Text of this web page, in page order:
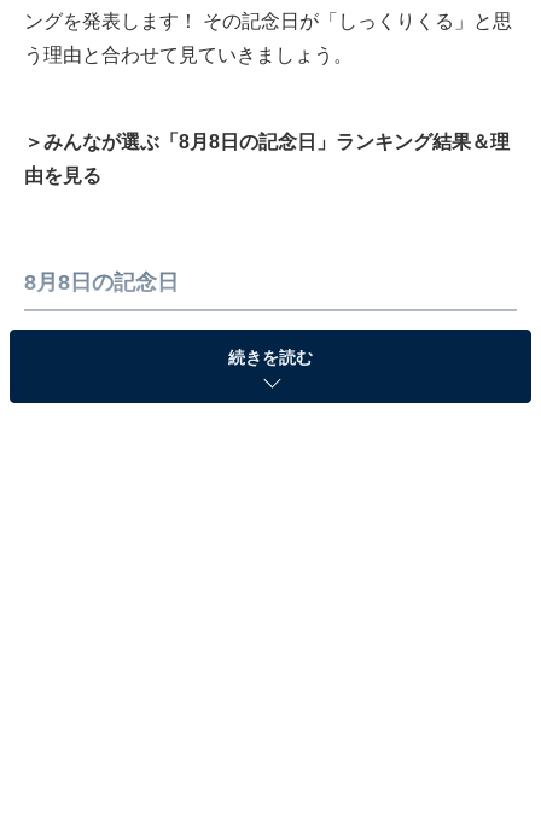
ングを発表します！ その記念日が「しっくりくる」と思
う理由と合わせて見ていきましょう。
＞みんなが選ぶ「8月8日の記念日」ランキング結果＆理
由を見る
8月8日の記念日
続きを読む